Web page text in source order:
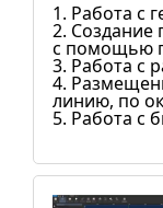
1. Работа с
2.
с помощью
3. Работа с
4.
линию, по
5. Работа с